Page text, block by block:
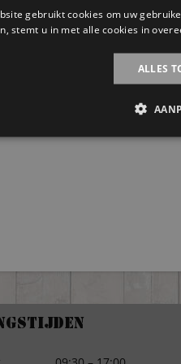
gebruikt cookies om uw
stemt u in met alle cookies in
ALLES